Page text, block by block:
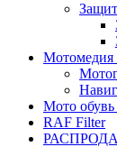
Мотомедия
Мото обувь
RAF Filter